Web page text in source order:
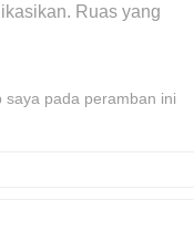
Ruas yang
saya pada peramban ini